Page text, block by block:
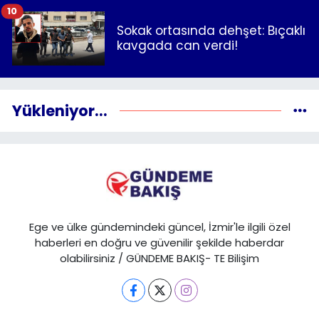
Sokak ortasında dehşet: Bıçaklı
kavgada can verdi!
10
Yükleniyor...
Ege ve ülke gündemindeki güncel, İzmir'le ilgili özel
haberleri en doğru ve güvenilir şekilde haberdar
olabilirsiniz / GÜNDEME BAKIŞ- TE Bilişim